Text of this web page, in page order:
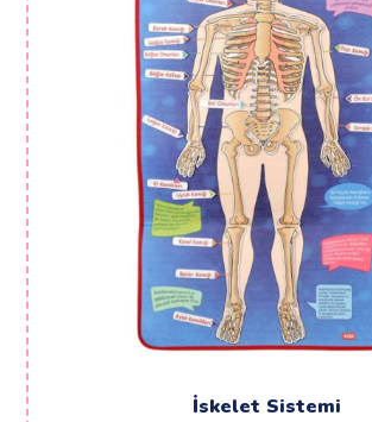
İskelet Sistemi